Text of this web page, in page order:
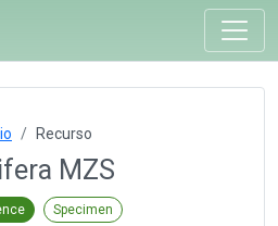
Recurso
MZS
Specimen